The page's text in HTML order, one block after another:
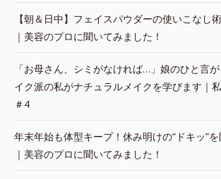
【朝＆日中】フェイスパウダーの使いこなし
｜美容のプロに聞いてみました！
「お母さん、シミがなければ…」娘のひと言
イク派の私がナチュラルメイクを学びます｜
＃4
年末年始も体型キープ！休み明けの“ドキッ”
｜美容のプロに聞いてみました！